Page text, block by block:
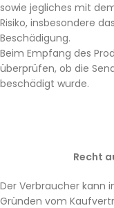
sowie jegliches mit
Risiko, insbesondere
Beschädigung.
Beim Empfang des
überprüfen, ob die
beschädigt wurde.
Recht
Der Verbraucher kann
Gründen vom